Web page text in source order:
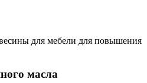
для мебели для повышения
масла